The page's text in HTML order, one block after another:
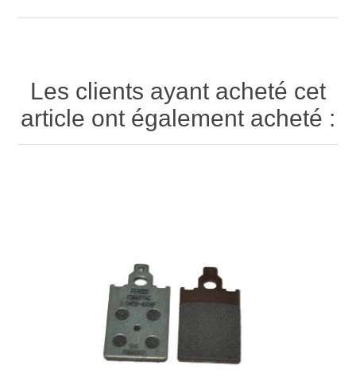
Les clients ayant acheté cet
article ont également acheté :